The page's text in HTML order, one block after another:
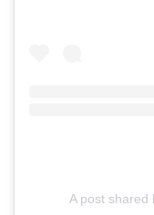
A post shared